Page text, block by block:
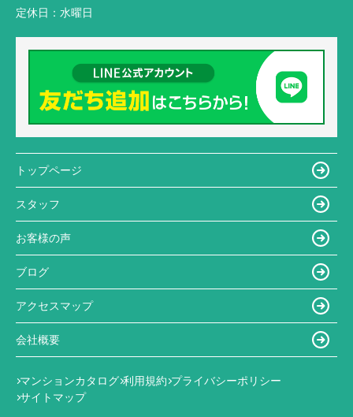
定休日： 水曜日
トップページ
スタッフ
お客様の声
ブログ
アクセスマップ
会社概要
マンションカタログ 利用規約 プライバシーポリシー
サイトマップ